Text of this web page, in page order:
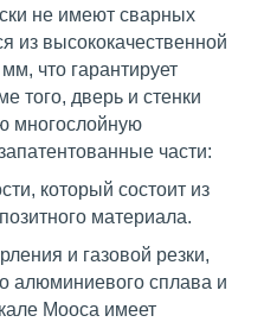
не имеют сварных
из высококачественной
что гарантирует
того, дверь и стенки
многослойную
части:
который состоит из
материала.
и газовой резки,
алюминиевого сплава и
Мооса имеет